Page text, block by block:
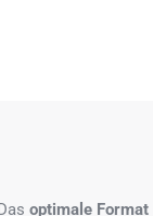
optimale Format